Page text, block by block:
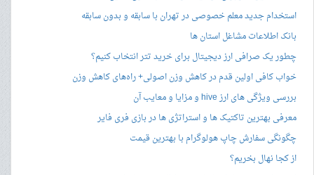
استخدام جدید معلم خصوصی در تهران با سابقه و بدون سابقه
بانک اطلاعات مشاغل استان ها
چطور یک صرافی ارز دیجیتال برای خرید تتر انتخاب کنیم؟
خواب کافی اولین قدم در کاهش وزن اصولی+ راه‌های کاهش وزن
بررسی ویژگی های ارز hive و مزایا و معایب آن
معرفی بهترین تاکتیک ها و استراتژی ها در بازی فری فایر
چگونگی سفارش چاپ هولوگرام با بهترین قیمت
از کجا نهال بخریم؟